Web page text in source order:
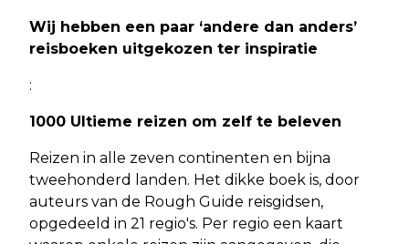
Wij hebben een paar ‘andere dan anders’
reisboeken uitgekozen ter inspiratie
:
1000 Ultieme reizen om zelf te beleven
Reizen in alle zeven continenten en bijna
tweehonderd landen. Het dikke boek is, door
auteurs van de Rough Guide reisgidsen,
opgedeeld in 21 regio's. Per regio een kaart